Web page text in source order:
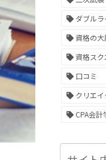
ダブル
資格の大
資格スク
口コミ
クリエ
CPA会計